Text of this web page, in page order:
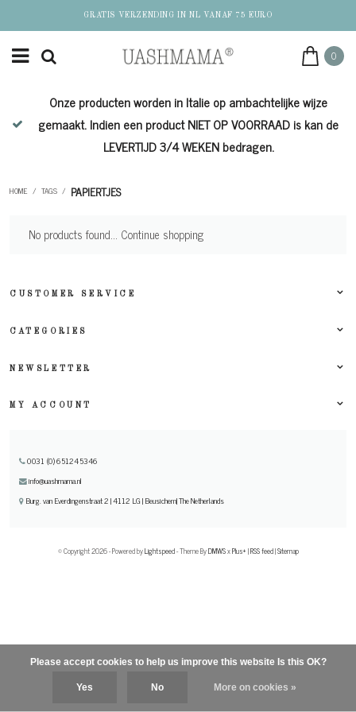
GRATIS VERZENDING IN NL VANAF 75 EURO
0
Onze producten worden in Italie op ambachtelijke wijze
gemaakt. Indien een product NIET OP VOORRAAD is kan de
LEVERTIJD 3/4 WEKEN bedragen.
HOME / TAGS / PAPIERTJES
No products found... Continue shopping
CUSTOMER SERVICE
CATEGORIES
NEWSLETTER
MY ACCOUNT
0031 (0) 651245346
info@uashmama.nl
Burg. van Everdingenstraat 2 | 4112 LG | Beusichem| The Netherlands
© Copyright 2026 - Powered byLightspeed- Theme ByDMWSxPlus+|RSS feed|Sitemap
Please accept cookies to help us improve this website Is this OK?
Yes No More on cookies »